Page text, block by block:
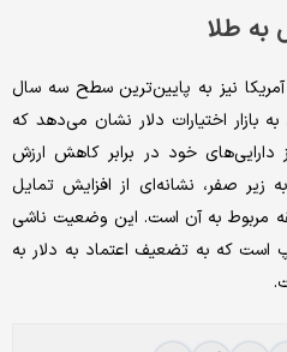
به طلا
نیز به پایین‌ترین سطح سه سال
اختیارات دلار نشان می‌دهد که
خود در برابر کاهش ارزش
صفر، نشانه‌ای از افزایش تمایل
مربوط به آن است. این وضعیت ناشی
است که به تضعیف اعتماد به دلار به